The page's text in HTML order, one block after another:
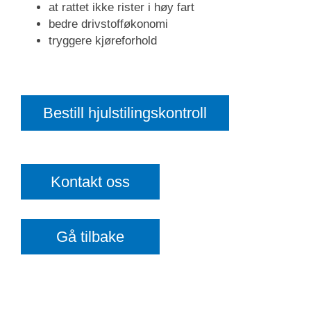
at rattet ikke rister i høy fart
bedre drivstofføkonomi
tryggere kjøreforhold
Bestill hjulstilingskontroll
Kontakt oss
Gå tilbake